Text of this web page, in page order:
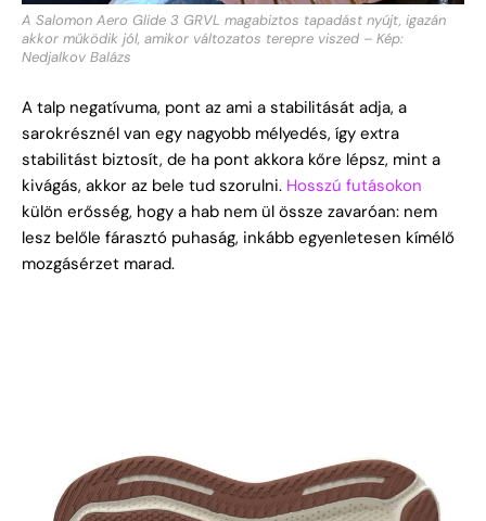
A Salomon Aero Glide 3 GRVL magabiztos tapadást nyújt, igazán
akkor működik jól, amikor változatos terepre viszed – Kép:
Nedjalkov Balázs
A talp negatívuma, pont az ami a stabilitását adja, a
sarokrésznél van egy nagyobb mélyedés, így extra
stabilitást biztosít, de ha pont akkora kőre lépsz, mint a
kivágás, akkor az bele tud szorulni. Hosszú futásokon
külön erősség, hogy a hab nem ül össze zavaróan: nem
lesz belőle fárasztó puhaság, inkább egyenletesen kímélő
mozgásérzet marad.